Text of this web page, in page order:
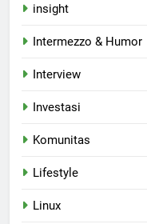
insight
Intermezzo & Humor
Interview
Investasi
Komunitas
Lifestyle
Linux